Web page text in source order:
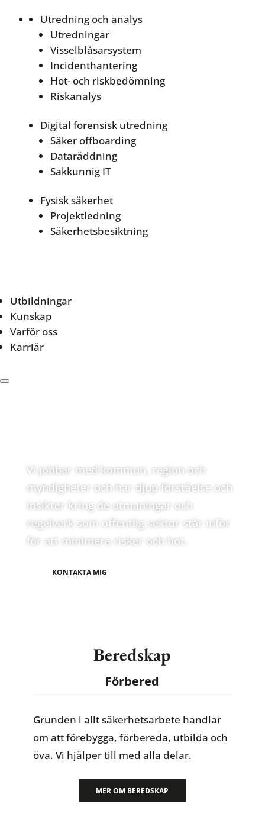
Utredning och analys
Utredningar
Visselblåsarsystem
Incidenthantering
Hot- och riskbedömning
Riskanalys
Digital forensisk utredning
Säker offboarding
Dataräddning
Sakkunnig IT
Fysisk säkerhet
Projektledning
Säkerhetsbesiktning
Utbildningar
Kunskap
Varför oss
Karriär
Vi jobbar med kommun, region och
myndigheter och har djup förståelse och
insikter kring de utmaningar och
regelverk som offentlig sektor står inför
för att minimera risker och hot.
KONTAKTA MIG
Beredskap
Förbered
Grunden i allt säkerhetsarbete handlar
om att förebygga, förbereda, utbilda och
öva. Vi hjälper till med alla delar.
MER OM BEREDSKAP